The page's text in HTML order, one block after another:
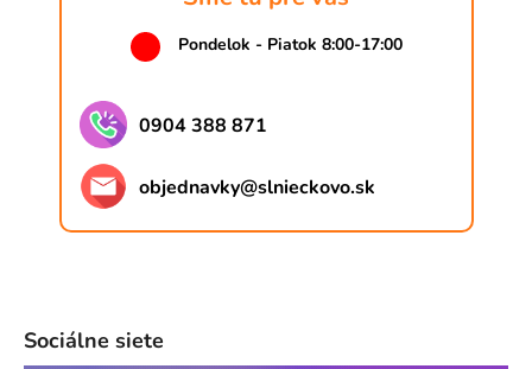
Pondelok - Piatok 8:00-17:00
0904 388 871
objednavky@slnieckovo.sk
Sociálne siete